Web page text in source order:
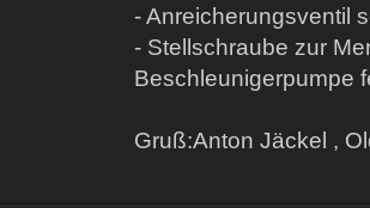
- Anreicherungsventil
- Stellschraube zur
Beschleunigerpumpe
Gruß:Anton Jäckel ,